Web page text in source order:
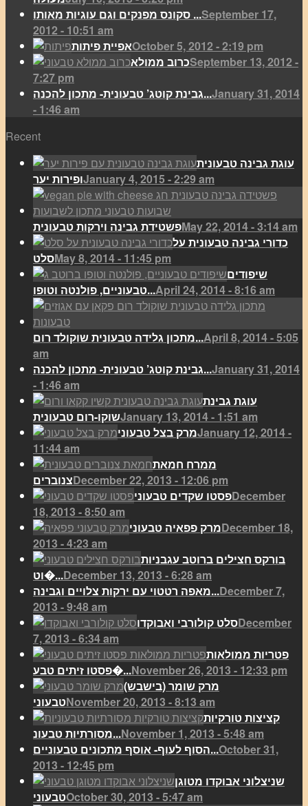
סקונס מפנקים וגם עוגיות מאותו ...September 17,
2012 - 10:51 am
אפיית פיתותOctober 5, 2012 - 2:19 pm
כרוב ממולאSeptember 13, 2012 -
7:27 pm
גבינת קוטג’ טבעונית- מתכון להכנה...January 31, 2014
- 1:46 am
Recent
עוגת גבינה טבעונית
ופירות יערJanuary 4, 2015 - 2:29 am
פשטידת גבינה וירקות טבעוניתMay 22, 2014 - 3:14 am
כדורי גבינה טבעונית על
סלטMay 8, 2014 - 11:45 pm
שיפודים
טבעוניים, פולנטה וטופו...April 24, 2014 - 8:16 am
מתכון גלידה טבעונית שוקולד רום...April 8, 2014 - 5:05
am
גבינת קוטג’ טבעונית- מתכון להכנה...January 31, 2014
- 1:46 am
עוגת גבינת
שוקו-רום טבעוניתJanuary 13, 2014 - 1:51 am
מרק בצל טבעוניJanuary 12, 2014 -
11:44 am
ממרח חמאת
צנובריםDecember 22, 2013 - 12:06 pm
פסטו שקדים טבעוניDecember
18, 2013 - 8:50 am
מרק פפאיה טבעוניDecember 18,
2013 - 4:23 am
בורקס חצילים ברוטב עגבניות
וט�...December 13, 2013 - 6:28 am
מאפה רטטוי עם ירקות צלויים וגבינה...December 7,
2013 - 9:48 am
סלט קולורבי ואבוקדוDecember
7, 2013 - 6:34 am
פטריות ממולאות
פסטו זיתים טבע�...November 26, 2013 - 12:33 pm
מרק שומר (בישבש)
טבעוניNovember 20, 2013 - 8:13 am
קציצות טורקיות
מסורתיות טבעונ...November 1, 2013 - 5:48 am
הסוף לעוף- אוסף מתכונים טבעוניים...October 31,
2013 - 12:45 pm
שניצלוני אבוקדו מטוגן
טבעוניOctober 30, 2013 - 5:47 am